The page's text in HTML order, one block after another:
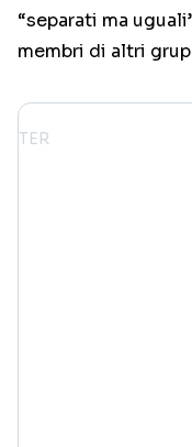
“separati ma
membri di altri